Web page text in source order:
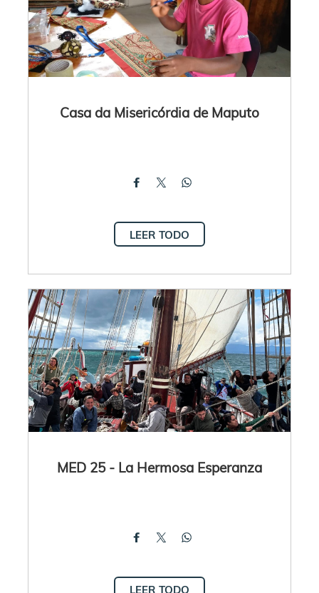
Casa da Misericórdia de Maputo
LEER TODO
MED 25 - La Hermosa Esperanza
LEER TODO